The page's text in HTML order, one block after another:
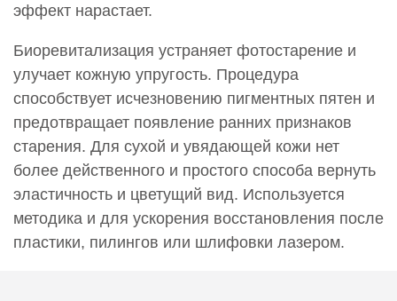
эффект нарастает.
Биоревитализация устраняет фотостарение и
улучает кожную упругость. Процедура
способствует исчезновению пигментных пятен и
предотвращает появление ранних признаков
старения. Для сухой и увядающей кожи нет
более действенного и простого способа вернуть
эластичность и цветущий вид. Используется
методика и для ускорения восстановления после
пластики, пилингов или шлифовки лазером.